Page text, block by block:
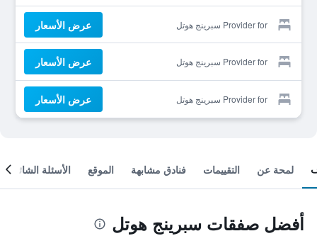
Provider for سبرينج هوتل عرض الأسعار
Provider for سبرينج هوتل عرض الأسعار
Provider for سبرينج هوتل عرض الأسعار
لمحة عن التقييمات فنادق مشابهة الموقع الأسئلة الشائعة
أفضل صفقات سبرينج هوتل